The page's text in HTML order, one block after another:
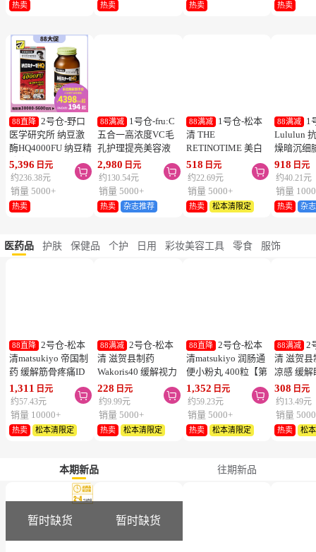
热卖 热卖 热卖 热卖
88直降 2号仓-野口
医学研究所 纳豆激
酶HQ4000FU 纳豆精
胶囊 促进血栓溶解
降三高 120粒
5,396 日元
约236.38元

销量 5000+
热卖
88满减
1号仓-fru:C
五合一高浓度VC毛
孔护理提亮美容液
28ml 减少毛孔 懒人
护肤
2,980 日元
约130.54元

销量 5000+
热卖 杂志推荐
88满减
1号仓-松本
清 THE
RETINOTIME 美白
系列 维C诱导体 烟
酰胺 奢华面膜 1片
518 日元
约22.69元

销量 5000+
热卖 松本清限定
88满减
1
Lululun
燥暗沉细
泌体精华
7片
肤弹力透
918 日元
约40.21元
销量
热卖 杂
医药品 护肤 保健品 个护 日用 彩妆美容工具 零食 服饰
88直降 2号仓-松本
清matsukiyo 帝国制
药 缓解筋骨疼痛ID
温感贴 14cm×10cm
28片【第2类医药
品】
1,311 日元
约57.43元

销量 10000+
热卖 松本清限定
88满减
2号仓-松本
清 滋贺县制药
Wakoris40 缓解视力
疲劳改善眼充血眼药
水 15ml【第3类医药
品】【寒冷地区勿
拍，易冻结】
228 日元
约9.99元

销量 5000+
热卖 松本清限定
88直降 2号仓-松本
清matsukiyo 润肠通
便小粉丸 400粒【第
2类医药品】
1,352 日元
约59.23元

销量 5000+
热卖 松本清限定
88满减
2
清 滋贺县
凉感 缓解
眼药水
医药品】
勿拍，易
308 日元
约13.49元
销量
热卖 松
本期新品 往期新品
暂时缺货 暂时缺货